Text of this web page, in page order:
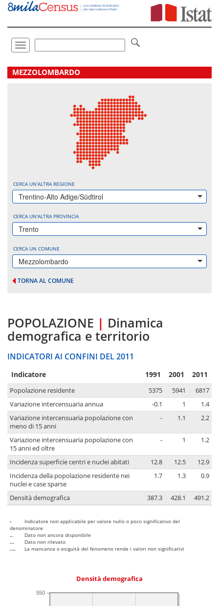
Vai
direttamente
Toggle
navigation
.
MEZZOLOMBARDO
CERCA UN'ALTRA REGIONE
Trentino-Alto Adige/Südtirol
CERCA UN'ALTRA PROVINCIA
Trento
CERCA UN COMUNE
Mezzolombardo
TORNA AL COMUNE
POPOLAZIONE | Dinamica
demografica e territorio
INDICATORI AI CONFINI DEL 2011
Indicatore 1991 2001 2011
Popolazione residente 5375 5941
6817
Variazione intercensuaria annua
-0.1 1
1.4
Variazione intercensuaria popolazione con
meno di 15 anni
- 1.1 2.2
Variazione intercensuaria popolazione con
15 anni ed oltre
- 1 1.2
Incidenza superficie centri e nuclei abitati 12.8 12.5
12.9
Incidenza della popolazione residente nei
nuclei e case sparse
1.7 1.3 0.9
Densità demografica 387.3 428.1 491.2
-
Indicatore non applicabile per valore nullo o poco significativo del
denominatore
..
Dato non ancora disponibile
...
Dato non rilevato
....
La mancanza o esiguità del fenomeno rende i valori non significativi
Densità demografica
550